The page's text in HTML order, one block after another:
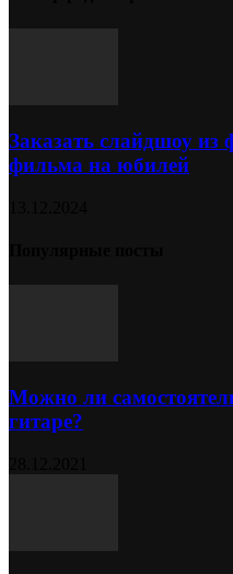
Заказать слайдшоу
фильма на юбилей
Можно ли
гитаре?